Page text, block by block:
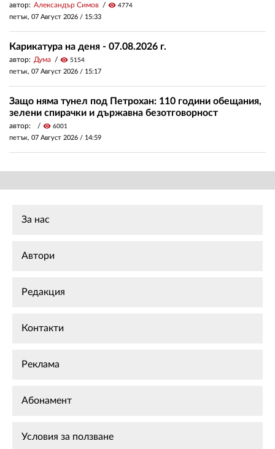
автор: Александър Симов visibility 4774
петък, 07 Август 2026 / 15:33
Карикатура на деня - 07.08.2026 г.
автор: Дума visibility 5154
петък, 07 Август 2026 / 15:17
Защо няма тунел под Петрохан: 110 години обещания,
зелени спирачки и държавна безотговорност
автор: visibility 6001
петък, 07 Август 2026 / 14:59
За нас
Автори
Редакция
Контакти
Реклама
Абонамент
Условия за ползване